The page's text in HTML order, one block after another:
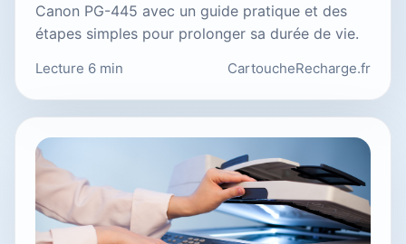
Canon PG-445 avec un guide pratique et des
étapes simples pour prolonger sa durée de vie.
Lecture 6 min CartoucheRecharge.fr